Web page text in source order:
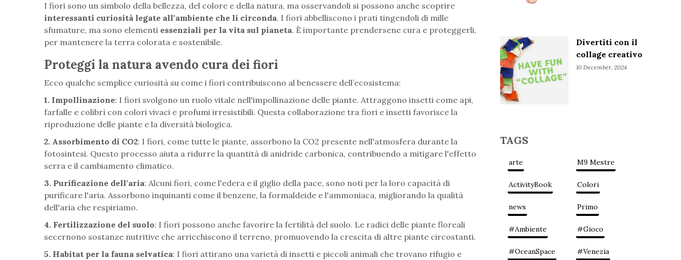
I fiori sono un simbolo della bellezza, del colore e della natura, ma osservandoli si possono anche scoprire
interessanti curiosità legate all'ambiente che li circonda. I fiori abbelliscono i prati tingendoli di mille
sfumature, ma sono elementi essenziali per la vita sul pianeta. È importante prendersene cura e proteggerli,
per mantenere la terra colorata e sostenibile.
Proteggi la natura avendo cura dei fiori
Ecco qualche semplice curiosità su come i fiori contribuiscono al benessere dell’ecosistema:
1. Impollinazione: I fiori svolgono un ruolo vitale nell'impollinazione delle piante. Attraggono insetti come api,
farfalle e colibrì con colori vivaci e profumi irresistibili. Questa collaborazione tra fiori e insetti favorisce la
riproduzione delle piante e la diversità biologica.
2. Assorbimento di CO2: I fiori, come tutte le piante, assorbono la CO2 presente nell'atmosfera durante la
fotosintesi. Questo processo aiuta a ridurre la quantità di anidride carbonica, contribuendo a mitigare l'effetto
serra e il cambiamento climatico.
3. Purificazione dell'aria: Alcuni fiori, come l'edera e il giglio della pace, sono noti per la loro capacità di
purificare l'aria. Assorbono inquinanti come il benzene, la formaldeide e l'ammoniaca, migliorando la qualità
dell'aria che respiriamo.
4. Fertilizzazione del suolo: I fiori possono anche favorire la fertilità del suolo. Le radici delle piante floreali
secernono sostanze nutritive che arricchiscono il terreno, promuovendo la crescita di altre piante circostanti.
5. Habitat per la fauna selvatica: I fiori attirano una varietà di insetti e piccoli animali che trovano rifugio e
Divertiti con il
collage creativo
10 December, 2024
TAGS
arte M9 Mestre
ActivityBook Colori
news Primo
#Ambiente #Gioco
#OceanSpace #Venezia